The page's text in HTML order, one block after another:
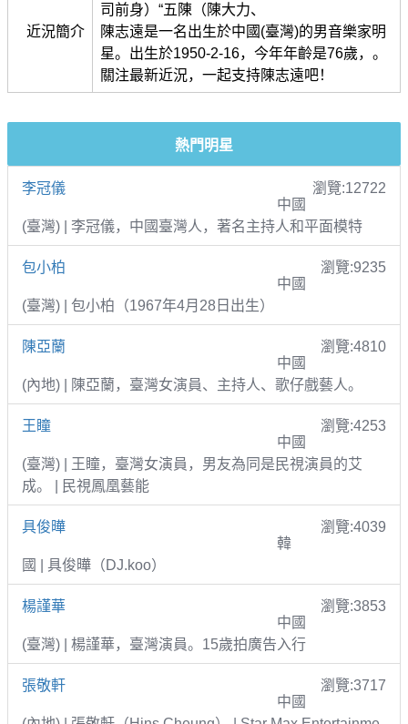
近況簡介
司前身）“五陳（陳大力、
陳志遠是一名出生於中國(臺灣)的男音樂家明
星。出生於1950-2-16，今年年齡是76歲，。
關注最新近況，一起支持陳志遠吧！
熱門明星
李冠儀
瀏覽:12722
中國
(臺灣) | 李冠儀，中國臺灣人，著名主持人和平面模特
包小柏
瀏覽:9235
中國
(臺灣) | 包小柏（1967年4月28日出生）
陳亞蘭
瀏覽:4810
中國
(內地) | 陳亞蘭，臺灣女演員、主持人、歌仔戲藝人。
王瞳
瀏覽:4253
中國
(臺灣) | 王瞳，臺灣女演員，男友為同是民視演員的艾
成。 | 民視鳳凰藝能
具俊曄
瀏覽:4039
韓
國 | 具俊曄（DJ.koo）
楊謹華
瀏覽:3853
中國
(臺灣) | 楊謹華，臺灣演員。15歲拍廣告入行
張敬軒
瀏覽:3717
中國